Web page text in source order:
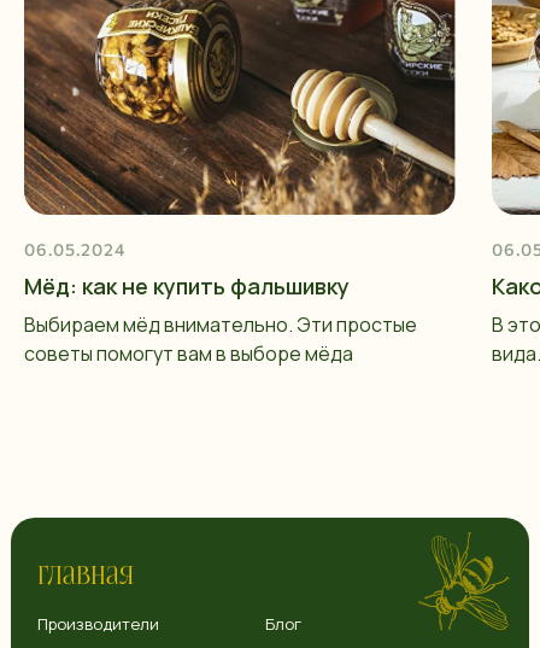
06.05.2024
Мёд: как не купить фальшивку
Выбираем мёд внимательно. Эти простые
советы помогут вам в выборе мёда
В
Главная
Производители
Блог